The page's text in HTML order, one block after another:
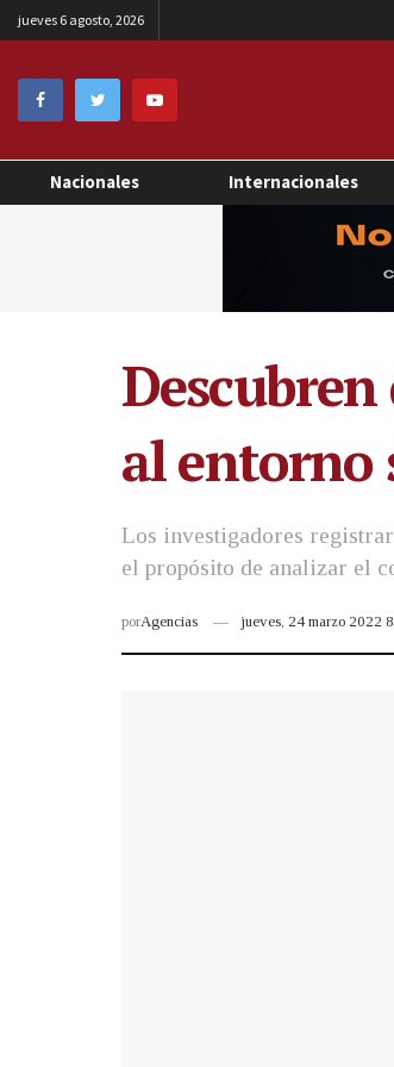
jueves 6 agosto, 2026
Nacionales Internacionales
al entorno
Los investigadores
el propósito de analizar el
porAgencias jueves, 24 marzo 2022